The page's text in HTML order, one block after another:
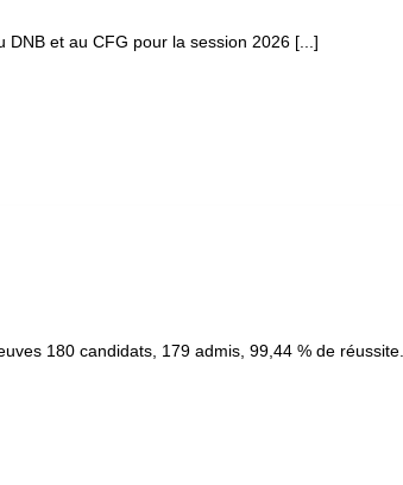
DNB et au CFG pour la session 2026 [...]
180 candidats, 179 admis, 99,44 % de